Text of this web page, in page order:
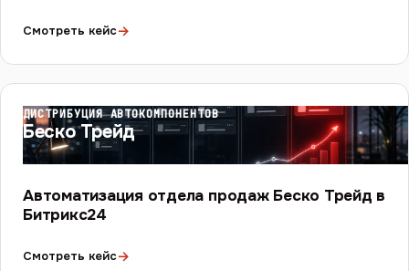
Смотреть кейс→
ДИСТРИБУЦИЯ АВТОКОМПОНЕНТОВ
Беско Трейд
Автоматизация отдела продаж Беско Трейд в
Битрикс24
Смотреть кейс→